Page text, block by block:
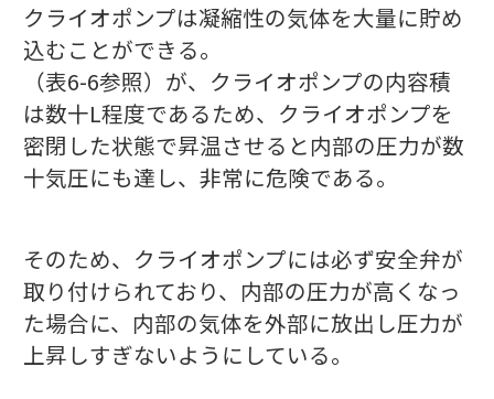
クライオポンプは凝縮性の気体を大量に貯め
込むことができる。
（表6-6参照）が、クライオポンプの内容積
は数十L程度であるため、クライオポンプを
密閉した状態で昇温させると内部の圧力が数
十気圧にも達し、非常に危険である。
そのため、クライオポンプには必ず安全弁が
取り付けられており、内部の圧力が高くなっ
た場合に、内部の気体を外部に放出し圧力が
上昇しすぎないようにしている。